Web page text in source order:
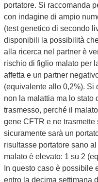
portatore. Si raccomanda
con indagine di ampio
(test genetico di secondo
disponibili la possibilità
alla ricerca nel partner è
rischio di figlio malato per
affetta e un partner
(equivalente allo 0,2%). Si
non la malattia ma lo stato
trasmesso, perché il
gene CFTR e ne
sicuramente sarà un
risultasse portatore sano
malato è elevato: 1 su 2
In questo caso è
entro la decima settimana